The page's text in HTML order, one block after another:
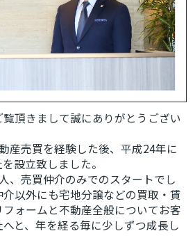
頂きまして誠にありがとうござい
産売買を経験した後、平成24年に
設立致しました。
、売買仲介のみでのスタートでし
以外にも宅地分譲などの買取・賃
ォームと不動産全般についてお客
と、年を経る毎に少しずつ成長し